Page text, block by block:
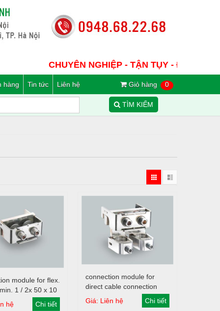
CHUYÊN NGHIỆP - TẬN TỤY - ĐẢM BẢO
hàng Tin tức Liên hệ Giỏ hàng 0
TÌM KIẾM
Giỏ hàng
module for flex.
1 / 2x 50 x 10
1 / 2x 80 x 10
hệ Chi tiết
Giỏ hàng
connection module for
direct cable connection
Giá: Liên hệ
Chi tiết